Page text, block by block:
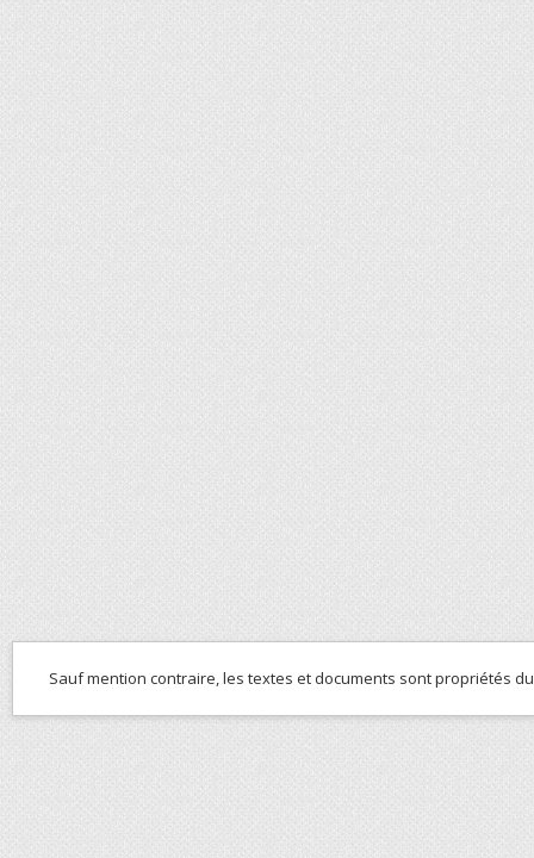
Sauf mention contraire, les textes et documents sont propriétés